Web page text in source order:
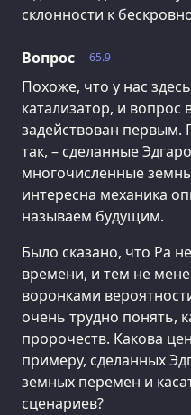
склонности к
65.9
Вопрос
Похоже, что у нас
катализатор, и вопрос
задействован первым.
так, – сделанные
многочисленные
интересна механика
называем будущим.
Было сказано, что Ра
времени, и тем не
воронками
очень трудно понять,
пророчеств. Какова
примеру, сделанных
земных перемен и
сценариев?